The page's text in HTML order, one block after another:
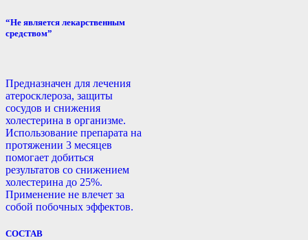
“Не является лекарственным
средством”
Предназначен для лечения
атеросклероза, защиты
сосудов и снижения
холестерина в организме.
Использование препарата на
протяжении 3 месяцев
помогает добиться
результатов со снижением
холестерина до 25%.
Применение не влечет за
собой побочных эффектов.
СОСТАВ